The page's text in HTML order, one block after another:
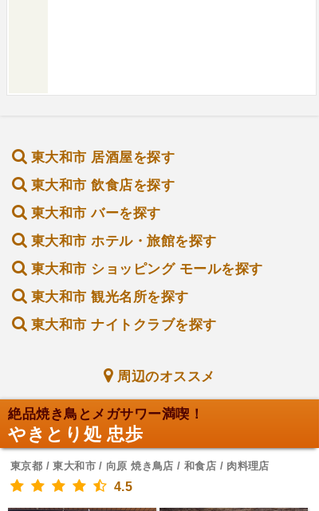
東大和市 居酒屋を探す
東大和市 飲食店を探す
東大和市 バーを探す
東大和市 ホテル・旅館を探す
東大和市 ショッピング モールを探す
東大和市 観光名所を探す
東大和市 ナイトクラブを探す
周辺のオススメ
絶品焼き鳥とメガサワー満喫！
やきとり処 忠歩
東京都 / 東大和市 / 向原 焼き鳥店 / 和食店 / 肉料理店
4.5